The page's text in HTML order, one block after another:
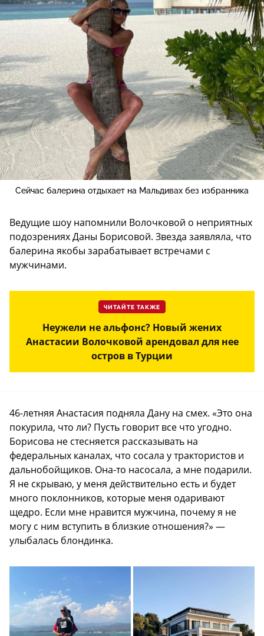
Сейчас балерина отдыхает на Мальдивах без избранника
Ведущие шоу напомнили Волочковой о неприятных
подозрениях Даны Борисовой. Звезда заявляла, что
балерина якобы зарабатывает встречами с
мужчинами.
ЧИТАЙТЕ ТАКЖЕ
Неужели не альфонс? Новый жених
Анастасии Волочковой арендовал для нее
остров в Турции
46-летняя Анастасия подняла Дану на смех. «Это она
покурила, что ли? Пусть говорит все что угодно.
Борисова не стесняется рассказывать на
федеральных каналах, что сосала у трактористов и
дальнобойщиков. Она-то насосала, а мне подарили.
Я не скрываю, у меня действительно есть и будет
много поклонников, которые меня одаривают
щедро. Если мне нравится мужчина, почему я не
могу с ним вступить в близкие отношения?» —
улыбалась блондинка.